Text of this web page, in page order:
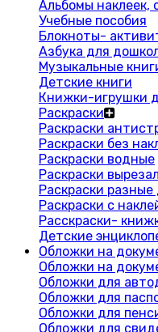
Альбомы наклеек,
Учебные пособия
Блокноты-
Азбука для
Музыкальные
Детские книги
Книжки-игрушки
Раскраски
Раскраски
Раскраски без
Раскраски водные
Раскраски
Раскраски разные
Раскраски с
Расскраски-
Детские
Обложки на
Обложки на
Обложки для
Обложки для
Обложки для
Обложки для